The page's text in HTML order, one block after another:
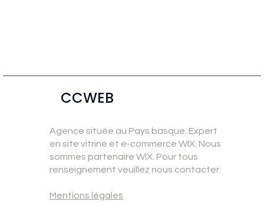
CCWEB
Agence située au Pays basque. Expert
en site vitrine et e-commerce WIX. Nous
sommes partenaire WIX. Pour tous
renseignement veuillez nous contacter.
Mentions légales